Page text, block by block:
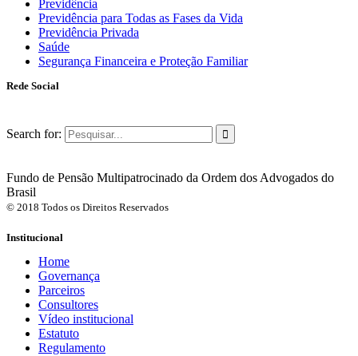
Previdência
Previdência para Todas as Fases da Vida
Previdência Privada
Saúde
Segurança Financeira e Proteção Familiar
Rede Social
Search for:
Fundo de Pensão Multipatrocinado da Ordem dos Advogados do
Brasil
© 2018 Todos os Direitos Reservados
Institucional
Home
Governança
Parceiros
Consultores
Vídeo institucional
Estatuto
Regulamento